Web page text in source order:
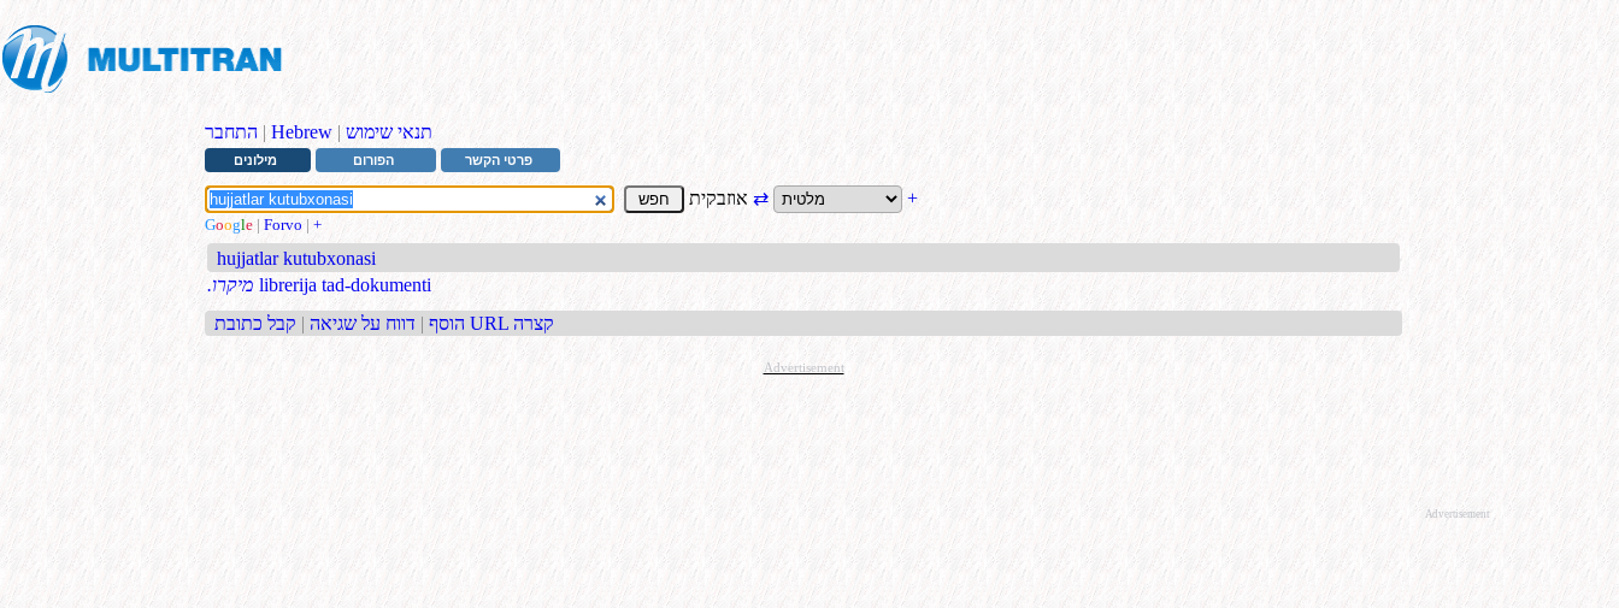
התחבר | Hebrew | תנאי שימוש
מילונים הפורום פרטי הקשר
⇄ +
Google | Forvo | +
hujjatlar kutubxonasi
.מיקרו librerija tad-dokumenti
הוסף | דווח על שגיאה | קבל כתובת URL קצרה
Advertisement
Advertisement